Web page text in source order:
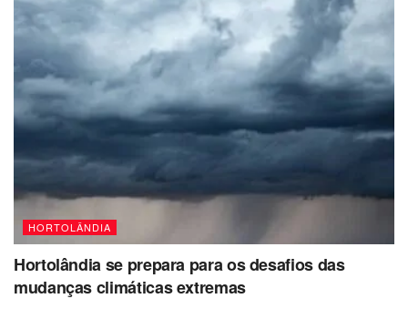
HORTOLÂNDIA
Hortolândia se prepara para os desafios das
mudanças climáticas extremas